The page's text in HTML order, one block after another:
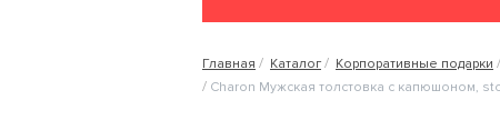
Главная Каталог Корпоративные подарки
Charon Мужская толстовка с капюшоном,